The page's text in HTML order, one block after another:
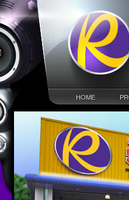
HOME